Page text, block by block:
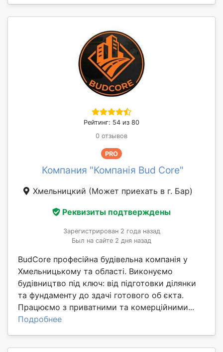
Рейтинг: 54 из 80
0 отзывов
PRO
Компания "Компанія Bud Core"
Хмельницкий (Может приехать в г. Бар)
Реквизиты подтверждены
Зарегистрирован 2 года назад
Был на сайте 2 дня назад
BudCore професійна будівельна компанія у
Хмельницькому та області. Виконуємо
будівництво під ключ: від підготовки ділянки
та фундаменту до здачі готового об єкта.
Працюємо з приватними та комерційними...
Подробнее